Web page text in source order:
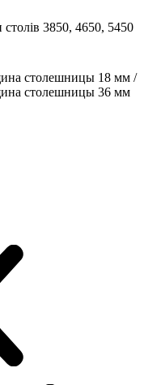
3850, 4650, 5450
столешницы 18 мм /
столешницы 36 мм